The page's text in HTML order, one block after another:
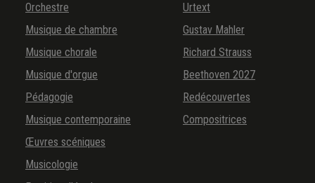
Orchestre
Musique de chambre
Musique chorale
Musique d'orgue
Pédagogie
Musique contemporaine
Œuvres scéniques
Musicologie
Urtext
Gustav Mahler
Richard Strauss
Beethoven 2027
Redécouvertes
Compositrices